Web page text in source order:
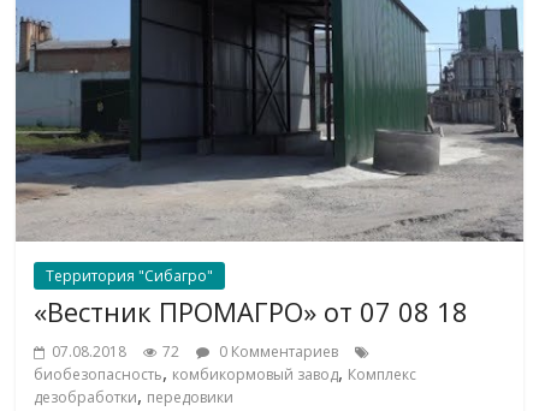
Территория "Сибагро"
«Вестник ПРОМАГРО» от 07 08 18
07.08.2018 72
0 Комментариев
биобезопасность, комбикормовый завод, Комплекс
дезобработки, передовики